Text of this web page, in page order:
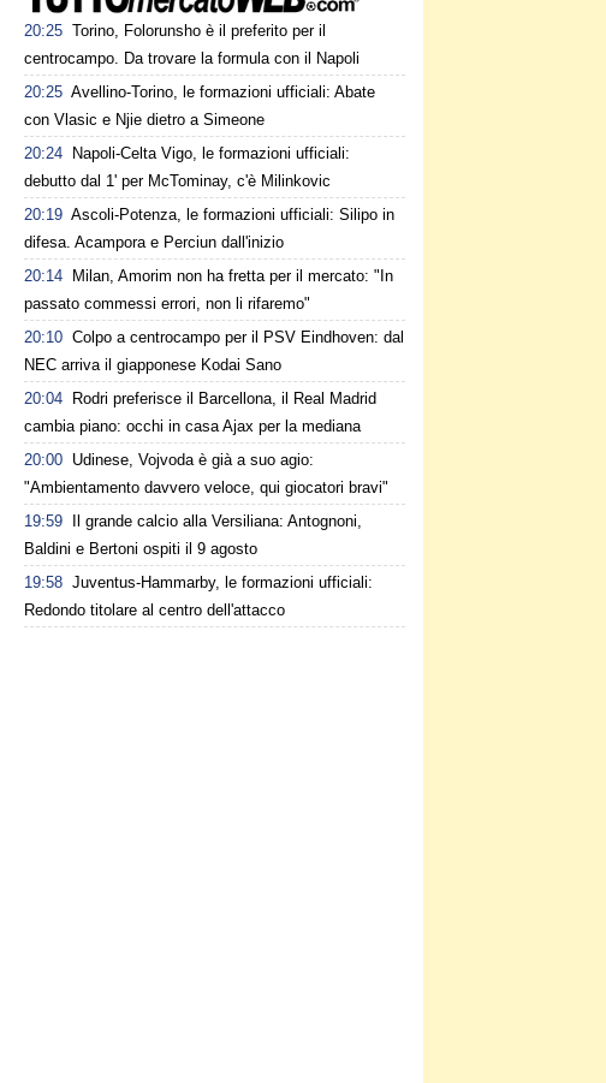
20:25 Torino, Folorunsho è il preferito per il
centrocampo. Da trovare la formula con il Napoli
20:25 Avellino-Torino, le formazioni ufficiali: Abate
con Vlasic e Njie dietro a Simeone
20:24
Napoli-Celta Vigo, le formazioni ufficiali:
debutto dal 1' per McTominay, c'è Milinkovic
20:19 Ascoli-Potenza, le formazioni ufficiali: Silipo in
difesa. Acampora e Perciun dall'inizio
20:14
Milan, Amorim non ha fretta per il mercato: "In
passato commessi errori, non li rifaremo"
20:10 Colpo a centrocampo per il PSV Eindhoven: dal
NEC arriva il giapponese Kodai Sano
20:04
Rodri preferisce il Barcellona, il Real Madrid
cambia piano: occhi in casa Ajax per la mediana
20:00 Udinese, Vojvoda è già a suo agio:
"Ambientamento davvero veloce, qui giocatori bravi"
19:59
Il grande calcio alla Versiliana: Antognoni,
Baldini e Bertoni ospiti il 9 agosto
19:58 Juventus-Hammarby, le formazioni ufficiali:
Redondo titolare al centro dell'attacco